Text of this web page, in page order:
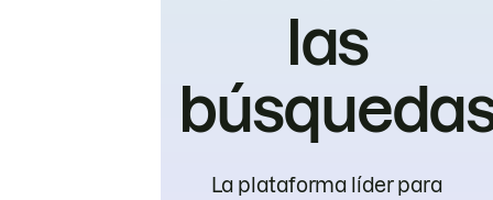
las
La plataforma líder para